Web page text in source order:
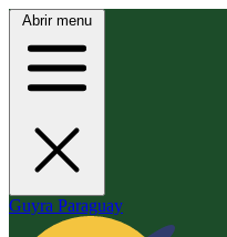
Abrir menu
Guyra Paraguay